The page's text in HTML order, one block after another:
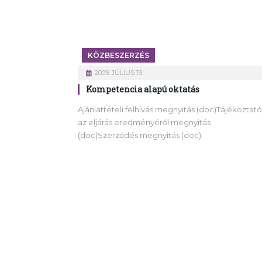
KÖZBESZERZÉS
2009. JÚLIUS 19.
Kompetencia alapú oktatás
Ajánlattételi felhívás megnyitás (doc)Tájékoztató
az eljárás eredményéről megnyitás
(doc)Szerződés megnyitás (doc)